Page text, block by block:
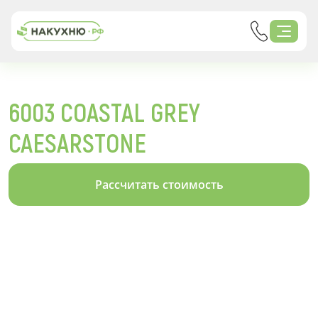
6003 COASTAL GREY
CAESARSTONE
Рассчитать стоимость